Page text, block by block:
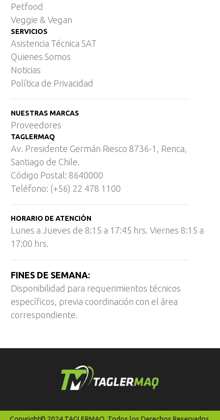
Petfood
Veggie & Vegan
SERVICIOS
Asistencia Técnica SAT
Quienes Somos
Noticias
Política de Privacidad
NUESTRAS MARCAS
Proveedores
TAGLERMAQ
Av. Presidente Germán Riesco 8736-1, Renca,
Santiago de Chile.
Código Postal: 8640000
Teléfono: (+56) 22 478 1100
HORARIO DE ATENCIÓN
Lunes a Jueves de 8:15 a 17:45 hrs. Viernes 8:15 a
17:00 hrs.
FINES DE SEMANA:
Disponibilidad para requerimientos técnicos
específicos, previa coordinación con el área
correspondiente.